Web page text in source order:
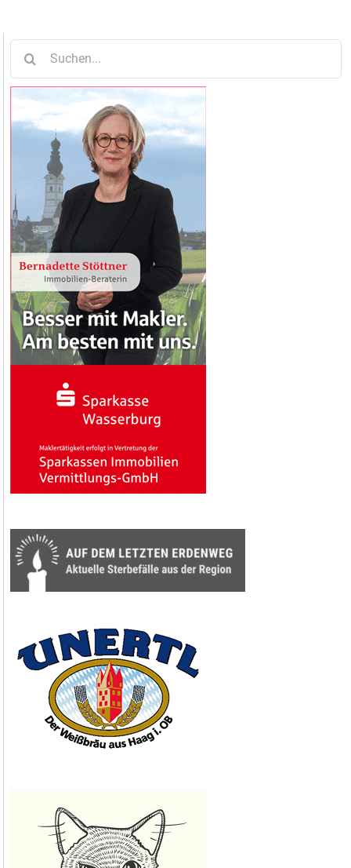
nach: